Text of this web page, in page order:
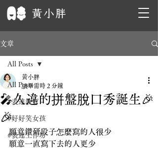
文章
All Posts
#表達教育
#好好笑女孩
#表達工作坊
All Posts
🎤久違的拼盤脫口秀誕生🎉
🎉
黃小胖
讀畢需時 2 分鐘
願意鑽研段子怎麼寫的人很少
願意一直寫下去的人更少